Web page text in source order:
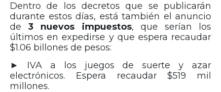
Dentro de los decretos que se publicarán
durante estos días, está también el anuncio
de 3 nuevos impuestos, que serían los
últimos en expedirse y que espera recaudar
$1.06 billones de pesos:
► IVA a los juegos de suerte y azar
electrónicos. Espera recaudar $519 mil
millones.